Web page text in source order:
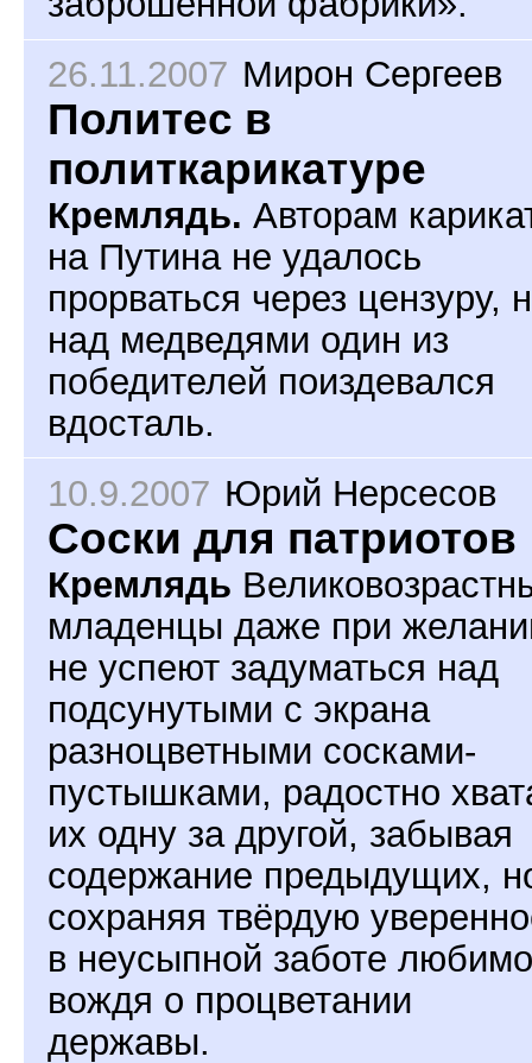
26.11.2007 Мирон Сергеев
Политес в
политкарикатуре
Кремлядь. Авторам
на Путина не удалось
прорваться через цензуру,
над медведями один из
победителей поиздевался
вдосталь.
10.9.2007 Юрий Нерсесов
Соски для патриотов
Кремлядь
младенцы даже при
не успеют задуматься над
подсунутыми с экрана
разноцветными сосками-
пустышками, радостно
их одну за другой, забывая
содержание предыдущих,
сохраняя твёрдую
в неусыпной заботе
вождя о процветании
державы.